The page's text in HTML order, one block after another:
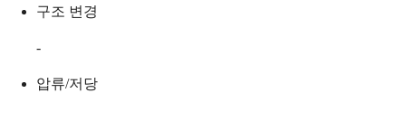
구조 변경
-
압류/저당